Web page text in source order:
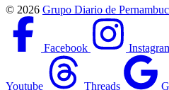
© 2026 Grupo Diario de
Facebook
Youtube Threads